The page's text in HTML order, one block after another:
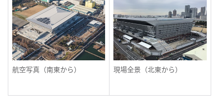
航空写真（南東から） 現場全景（北東から）